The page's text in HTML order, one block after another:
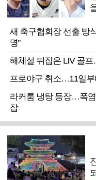
새 축구협회장 선출 방
명”
해체설 뒤집은 LIV 골프
프로야구 취소…11일부
라커룸 냉탕 등장…폭
잡